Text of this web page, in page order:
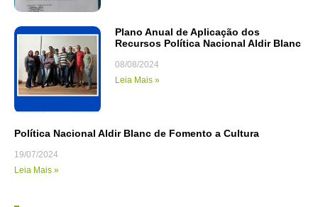
Plano Anual de Aplicação dos
Recursos Política Nacional Aldir Blanc
08/08/2024
Leia Mais »
Política Nacional Aldir Blanc de Fomento a Cultura
19/07/2024
Leia Mais »